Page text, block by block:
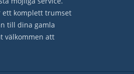
ett komplett trumset
till dina gamla
välkommen att